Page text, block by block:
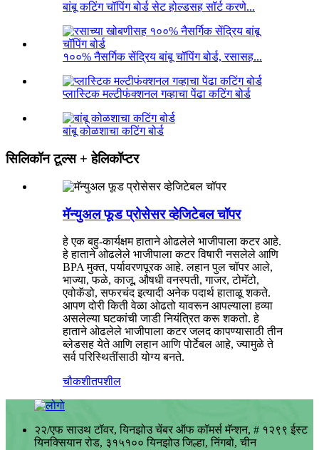
बांबू कटिंग चॉपिंग बोर्ड सेट होल्डसह सॉर्ट करणे...
१००% नैसर्गिक सेंद्रिय बांबू चॉपिंग बोर्ड, रसासह...
प्लास्टिक मल्टीफंक्शनल गव्हाचा पेंढा कटिंग बोर्ड
बांबू कोळशाचा कटिंग बोर्ड
सिलिकॉन टूल्स + हेलिकॉप्टर
मॅन्युअल फूड प्रोसेसर व्हेजिटेबल चॉपर
हे एक बहु-कार्यक्षम हाताने ओढलेले भाजीपाला कटर आहे.
हे हाताने ओढलेले भाजीपाला कटर विषारी नसलेले आणि
BPA मुक्त, पर्यावरणपूरक आहे. लहान पुल चॉपर आले,
भाज्या, फळे, काजू, औषधी वनस्पती, गाजर, टोमॅटो,
एवोकॅडो, सफरचंद इत्यादी अनेक पदार्थ हाताळू शकते.
आपण दोरी किती वेळा ओढतो यावरून आपल्याला हव्या
असलेल्या घटकांची जाडी नियंत्रित करू शकतो. हे
हाताने ओढलेले भाजीपाला कटर जलद कापण्यासाठी तीन
ब्लेडसह येते आणि लहान आणि पोर्टेबल आहे, ज्यामुळे ते
सर्व परिस्थितींसाठी योग्य बनते.
चौकशीतपशील
२२/एफ साउथ टॉवर, यिनझोउ चेंबर ऑफ कॉमर्स मॅन्शन, # १२९९ ईस्ट
यिनक्सियान रोड, ३१५१०० यिनझोउ जिल्हा, निंगबो, चीन